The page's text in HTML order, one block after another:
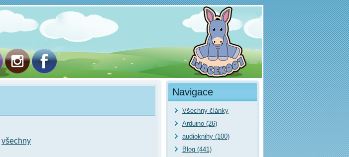
všechny
Navigace
Všechny články
Arduino (26)
audioknihy (100)
Blog (441)